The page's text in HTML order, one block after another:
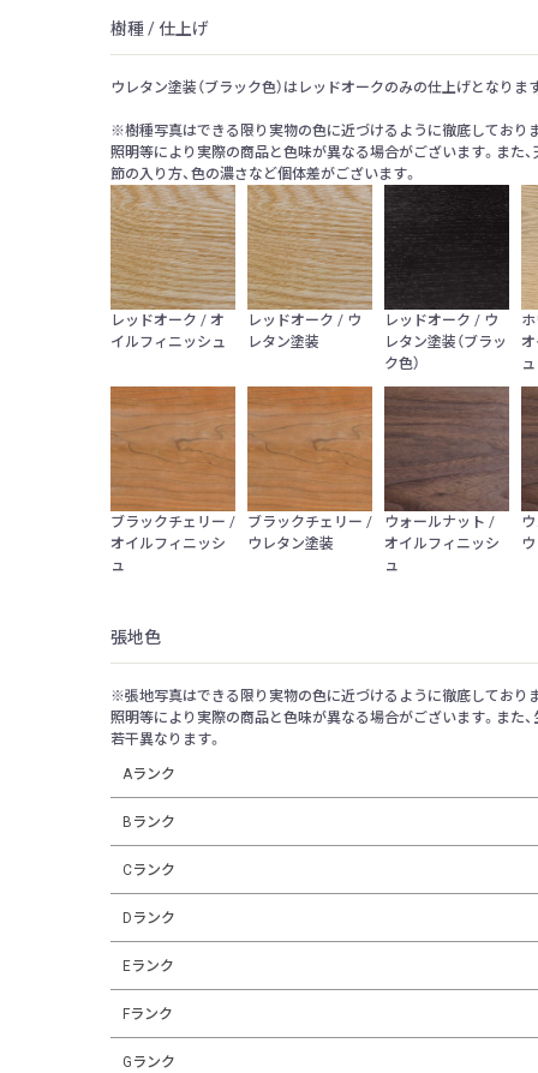
ユナ セミアームチェア | 無垢
￥62,678 (税込)
樹種 / 仕上げ
ウレタン塗装（ブラック色）はレッドオークのみの仕上げとなりま
※樹種写真はできる限り実物の色に近づけるように徹底しており
照明等により実際の商品と色味が異なる場合がございます。また
節の入り方、色の濃さなど個体差がございます。
レッドオーク / オ
イルフィニッシュ
レッドオーク / ウ
レタン塗装
レッドオーク / ウ
レタン塗装（ブラッ
ク色）
ュ
ブラックチェリー /
オイルフィニッシ
ュ
ブラックチェリー /
ウレタン塗装
ウォールナット /
オイルフィニッシ
ュ
張地色
※張地写真はできる限り実物の色に近づけるように徹底しており
照明等により実際の商品と色味が異なる場合がございます。また
若干異なります。
Aランク
Bランク
Cランク
Dランク
Eランク
Fランク
Gランク